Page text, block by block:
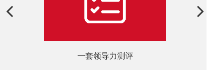
一套领导力测评